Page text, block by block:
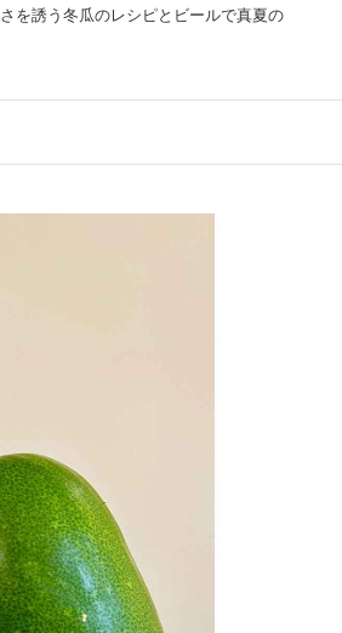
を誘う冬瓜のレシピとビールで真夏の